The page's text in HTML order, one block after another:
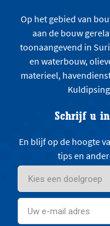
Op het gebied van
aan de bouw
toonaangevend in
en waterbouw,
materieel,
Schrijf u
En blijf op de hoogte
tips en